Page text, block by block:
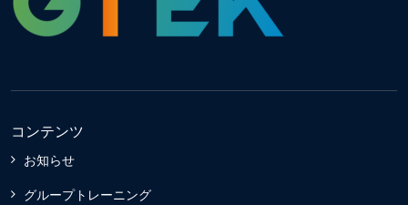
コンテンツ
お知らせ
グループトレーニング